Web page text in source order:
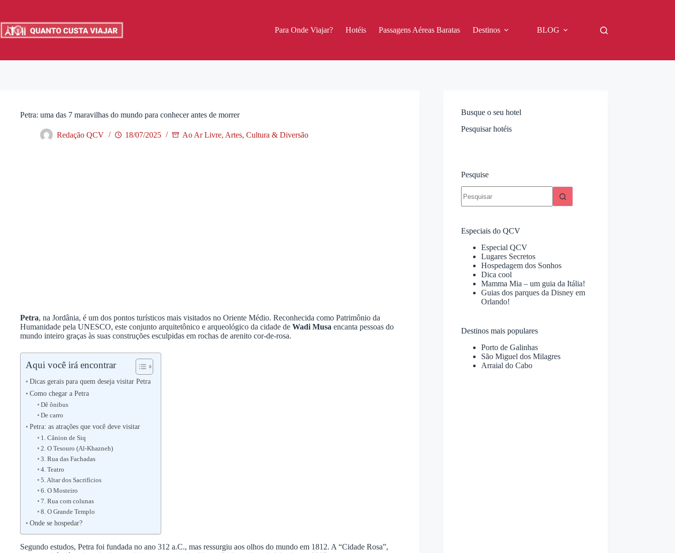
o
conteúdo
Para Onde Viajar? Hotéis Passagens Aéreas Baratas Destinos BLOG
Petra: uma das 7 maravilhas do mundo para conhecer antes de morrer
Redação QCV 18/07/2025 Ao Ar Livre, Artes, Cultura & Diversão
Petra, na Jordânia, é um dos pontos turísticos mais visitados no Oriente Médio. Reconhecida como Patrimônio da
Humanidade pela UNESCO, este conjunto arquitetônico e arqueológico da cidade de Wadi Musa encanta pessoas do
mundo inteiro graças às suas construções esculpidas em rochas de arenito cor-de-rosa.
Aqui você irá encontrar
Dicas gerais para quem deseja visitar Petra
Como chegar a Petra
Dê ônibus
De carro
Petra: as atrações que você deve visitar
1. Cânion de Siq
2. O Tesouro (Al-Khazneh)
3. Rua das Fachadas
4. Teatro
5. Altar dos Sacrifícios
6. O Mosteiro
7. Rua com colunas
8. O Grande Templo
Onde se hospedar?
Segundo estudos, Petra foi fundada no ano 312 a.C., mas ressurgiu aos olhos do mundo em 1812. A “Cidade Rosa”,
Busque o seu hotel
Pesquisar hotéis
Pesquise
resultados
Especiais do QCV
Especial QCV
Lugares Secretos
Hospedagem dos Sonhos
Dica cool
Mamma Mia – um guia da Itália!
Guias dos parques da Disney em
Orlando!
Destinos mais populares
Porto de Galinhas
São Miguel dos Milagres
Arraial do Cabo